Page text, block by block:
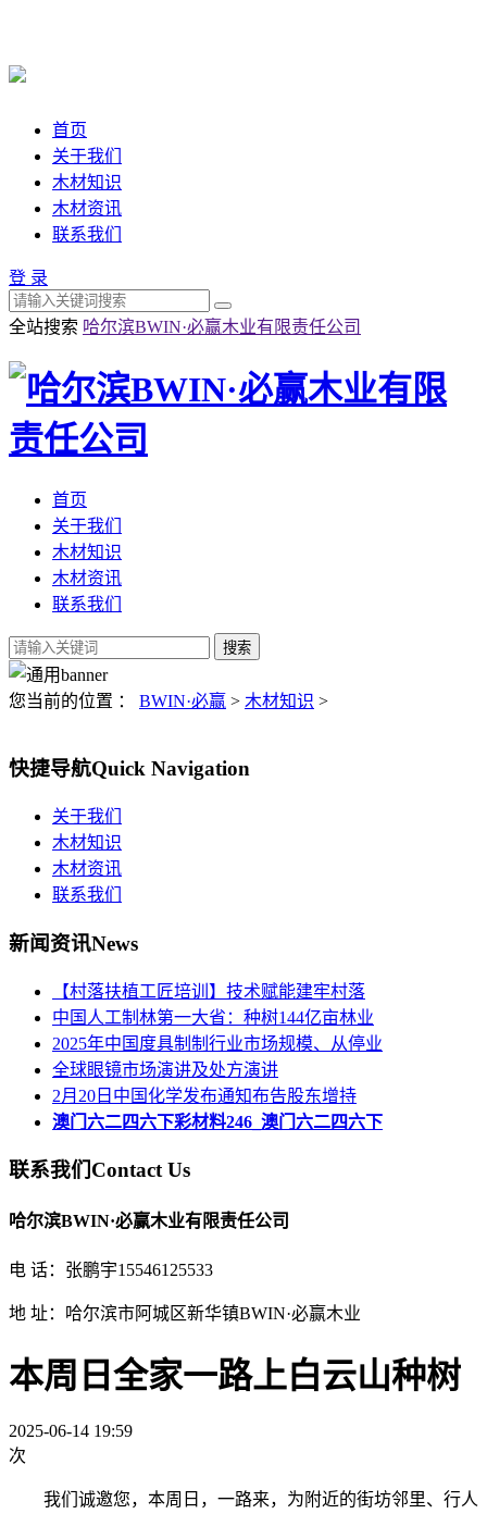
首页
关于我们
木材知识
木材资讯
联系我们
登 录
全站搜索 哈尔滨BWIN·必赢木业有限责任公司
首页
关于我们
木材知识
木材资讯
联系我们
您当前的位置 ： BWIN·必赢 > 木材知识 >
快捷导航Quick Navigation
关于我们
木材知识
木材资讯
联系我们
新闻资讯News
【村落扶植工匠培训】技术赋能建牢村落
中国人工制林第一大省：种树144亿亩林业
2025年中国度具制制行业市场规模、从停业
全球眼镜市场演讲及处方演讲
2月20日中国化学发布通知布告股东增持
澳门六二四六下彩材料246_澳门六二四六下
联系我们Contact Us
哈尔滨BWIN·必赢木业有限责任公司
电 话：张鹏宇15546125533
地 址：哈尔滨市阿城区新华镇BWIN·必赢木业
本周日全家一路上白云山种树
2025-06-14 19:59
次
我们诚邀您，本周日，一路来，为附近的街坊邻里、行人